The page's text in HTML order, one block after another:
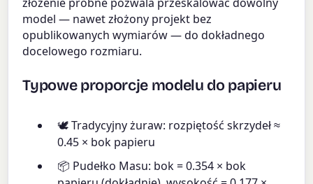
model — nawet złożony projekt bez
opublikowanych wymiarów — do dokładnego
docelowego rozmiaru.
Typowe proporcje modelu do papieru
🕊 Tradycyjny żuraw: rozpiętość skrzydeł ≈
0.45 × bok papieru
📦 Pudełko Masu: bok = 0.354 × bok